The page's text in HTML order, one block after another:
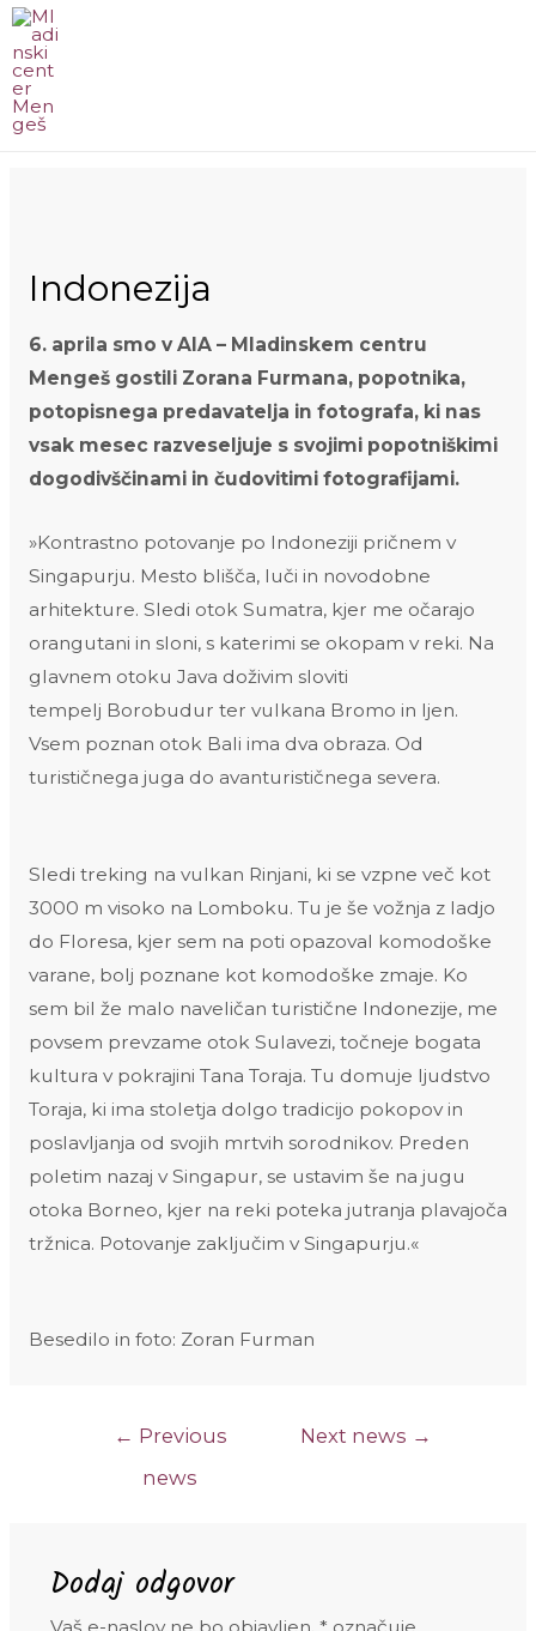
content
Indonezija
6. aprila smo v AIA – Mladinskem centru
Mengeš gostili Zorana Furmana, popotnika,
potopisnega predavatelja in fotografa, ki nas
vsak mesec razveseljuje s svojimi popotniškimi
dogodivščinami in čudovitimi fotografijami.
»Kontrastno potovanje po Indoneziji pričnem v
Singapurju. Mesto blišča, luči in novodobne
arhitekture. Sledi otok Sumatra, kjer me očarajo
orangutani in sloni, s katerimi se okopam v reki. Na
glavnem otoku Java doživim sloviti
tempelj Borobudur ter vulkana Bromo in Ijen.
Vsem poznan otok Bali ima dva obraza. Od
turističnega juga do avanturističnega severa.
Sledi treking na vulkan Rinjani, ki se vzpne več kot
3000 m visoko na Lomboku. Tu je še vožnja z ladjo
do Floresa, kjer sem na poti opazoval komodoške
varane, bolj poznane kot komodoške zmaje. Ko
sem bil že malo naveličan turistične Indonezije, me
povsem prevzame otok Sulavezi, točneje bogata
kultura v pokrajini Tana Toraja. Tu domuje ljudstvo
Toraja, ki ima stoletja dolgo tradicijo pokopov in
poslavljanja od svojih mrtvih sorodnikov. Preden
poletim nazaj v Singapur, se ustavim še na jugu
otoka Borneo, kjer na reki poteka jutranja plavajoča
tržnica. Potovanje zaključim v Singapurju.«
Besedilo in foto: Zoran Furman
Navigacija
← Previous
news
Next news →
Dodaj odgovor